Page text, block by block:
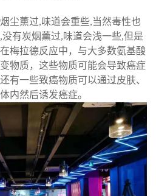
尘薰过,味道会重些,当然毒性也
有炭烟薰过,味道会浅一些,但是
梅拉德反应中，与大多数氨基酸
物质，这些物质可能会导致癌症
有一些致癌物质可以通过皮肤、
内然后诱发癌症。